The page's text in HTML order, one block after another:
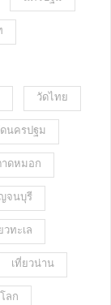
วัดไทย
นครปฐม
ดหมอก
จนบุรี
วทะเล
เที่ยวน่าน
ลก